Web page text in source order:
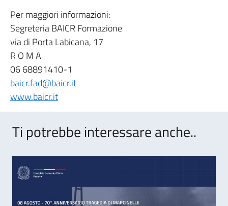
Per maggiori informazioni:
Segreteria BAICR Formazione
via di Porta Labicana, 17
R O M A
06 68891410-1
baicr.fad@baicr.it
www.baicr.it
Ti potrebbe interessare anche..